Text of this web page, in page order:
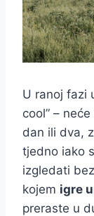
U ranoj fazi
cool” –
dan ili dva,
tjedno iako
izgledati
kojem igre
preraste u